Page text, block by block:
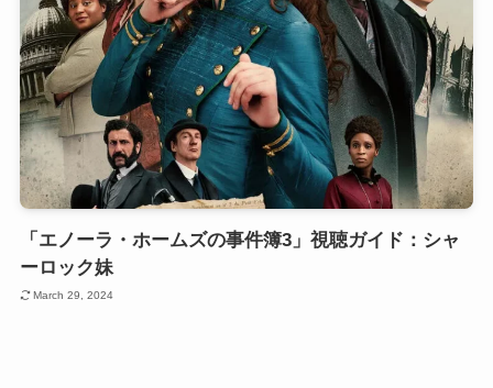
「エノーラ・ホームズの事件簿3」視聴ガイド：シャ
ーロック妹
March 29, 2024